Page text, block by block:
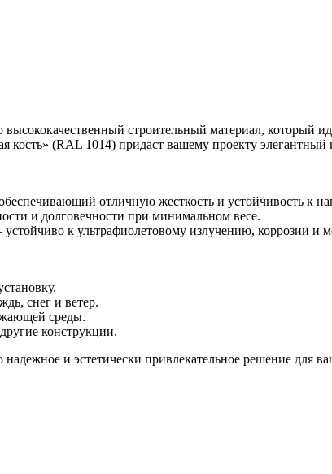
строительный материал, который
(RAL 1014) придаст вашему проекту
отличную жесткость и устойчивость к
и долговечности при минимальном весе.
к ультрафиолетовому излучению, коррозии и
снег и ветер.
среды.
конструкции.
и эстетически привлекательное решение для